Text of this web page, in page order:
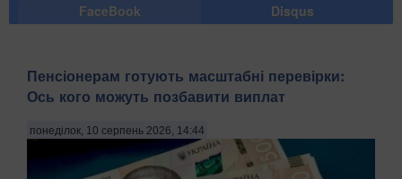
FaceBook Disqus
Пенсіонерам готують масштабні перевірки:
Ось кого можуть позбавити виплат
понеділок, 10 серпень 2026, 14:44